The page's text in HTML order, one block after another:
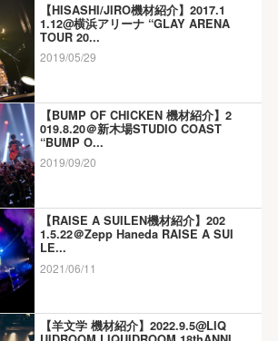
【HISASHI/JIRO機材紹介】2017.1
1.12@横浜アリーナ “GLAY ARENA
TOUR 20...
2019/05/29
【BUMP OF CHICKEN 機材紹介】2
019.8.20＠新木場STUDIO COAST
“BUMP O...
2019/09/20
【RAISE A SUILEN機材紹介】202
1.5.22＠Zepp Haneda RAISE A SUI
LE...
2021/06/11
【羊文学 機材紹介】2022.9.5@LIQ